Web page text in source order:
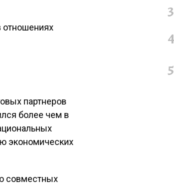
партнеров
более чем в
экономических
совместных